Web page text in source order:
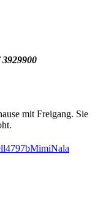
mit Freigang. Sie